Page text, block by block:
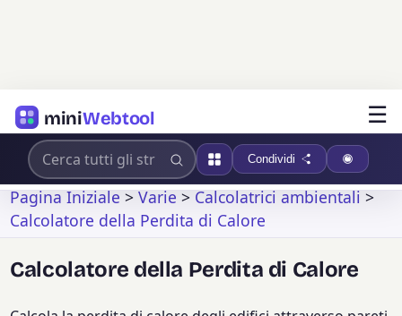
miniWebtool ☰
Condividi
Pagina Iniziale>Varie>Calcolatrici ambientali>
Calcolatore della Perdita di Calore
Calcolatore della Perdita di Calore